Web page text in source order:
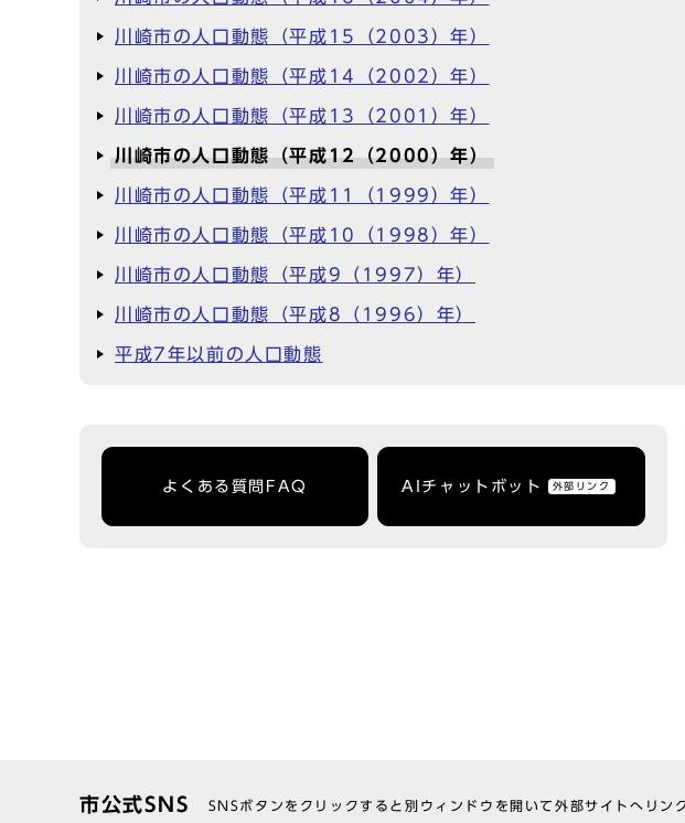
川崎市の人口動態（平成15（2003）年）
川崎市の人口動態（平成14（2002）年）
川崎市の人口動態（平成13（2001）年）
川崎市の人口動態（平成12（2000）年）
川崎市の人口動態（平成11（1999）年）
川崎市の人口動態（平成10（1998）年）
川崎市の人口動態（平成9（1997）年）
川崎市の人口動態（平成8（1996）年）
平成7年以前の人口動態
よくある質問FAQ AIチャットボット 外部リンク
市公式SNS SNSボタンをクリックすると別ウィンドウを開いて外部サイトへリン